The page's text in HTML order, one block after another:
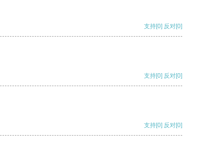
支持[0] 反对[0]
支持[0] 反对[0]
支持[0] 反对[0]